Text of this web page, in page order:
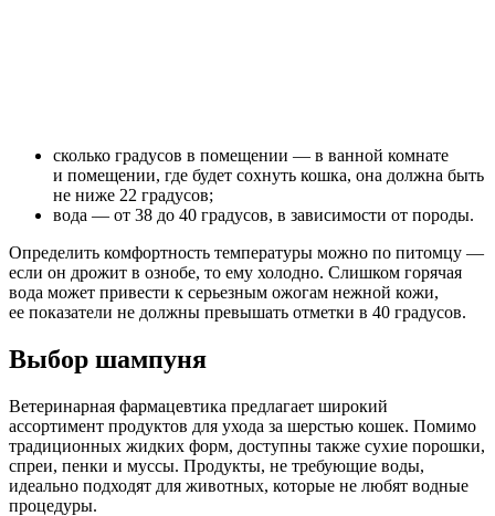
сколько градусов в помещении — в ванной комнате
и помещении, где будет сохнуть кошка, она должна быть
не ниже 22 градусов;
вода — от 38 до 40 градусов, в зависимости от породы.
Определить комфортность температуры можно по питомцу —
если он дрожит в ознобе, то ему холодно. Слишком горячая
вода может привести к серьезным ожогам нежной кожи,
ее показатели не должны превышать отметки в 40 градусов.
Выбор шампуня
Ветеринарная фармацевтика предлагает широкий
ассортимент продуктов для ухода за шерстью кошек. Помимо
традиционных жидких форм, доступны также сухие порошки,
спреи, пенки и муссы. Продукты, не требующие воды,
идеально подходят для животных, которые не любят водные
процедуры.